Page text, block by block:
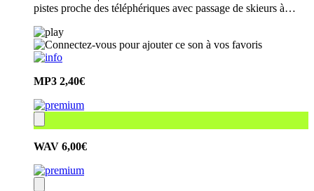
pistes proche des téléphériques avec passage de skieurs à…
MP3 2,40€
WAV 6,00€